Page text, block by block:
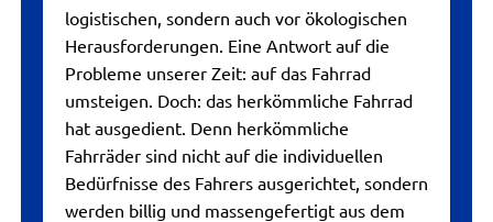
logistischen, sondern auch vor ökologischen
Herausforderungen. Eine Antwort auf die
Probleme unserer Zeit: auf das Fahrrad
umsteigen. Doch: das herkömmliche Fahrrad
hat ausgedient. Denn herkömmliche
Fahrräder sind nicht auf die individuellen
Bedürfnisse des Fahrers ausgerichtet, sondern
werden billig und massengefertigt aus dem